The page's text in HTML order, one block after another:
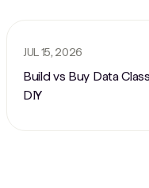
JUL 15, 2026
Build vs Buy Data
DIY